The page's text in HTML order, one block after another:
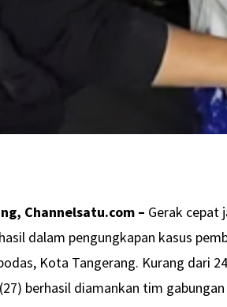
Channelsatu.com – Gerak cepat
dalam pengungkapan kasus
Kota Tangerang. Kurang dari
berhasil diamankan tim